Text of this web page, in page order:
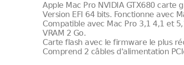
Apple Mac Pro NVIDIA GTX680 carte
Version EFI 64 bits. Fonctionne avec
Compatible avec Mac Pro 3,1 4,1 et
VRAM 2 Go.
Carte flash avec le firmware le plus
Comprend 2 câbles d'alimentation